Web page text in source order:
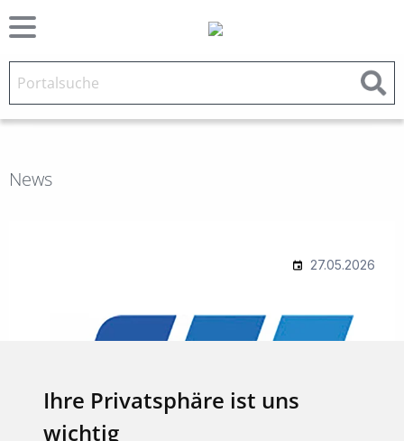
Ihre Privatsphäre ist uns
wichtig
News